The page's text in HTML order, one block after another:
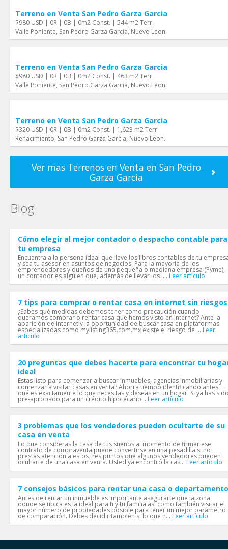
Terreno en Venta San Pedro Garza Garci­a
$980 USD | 0R | 0B | 0m2 Const. | 544 m2 Terr.
Valle Poniente, San Pedro Garza Garci­a, Nuevo Leon.
Terreno en Venta San Pedro Garza Garci­a
$980 USD | 0R | 0B | 0m2 Const. | 463 m2 Terr.
Valle Poniente, San Pedro Garza Garci­a, Nuevo Leon.
Terreno en Venta San Pedro Garza Garci­a
$320 USD | 0R | 0B | 0m2 Const. | 1,623 m2 Terr.
Renacimiento, San Pedro Garza Garci­a, Nuevo Leon.
Ver mas Terrenos en Venta en San Pedro
Garza Garci­a
Blog
Cómo elegir al mejor contador o despacho contable para
tu empresa
Encuentra a la persona ideal que lleve los libros contables de tu
y sea tu asesor en asuntos de negocios. Para la mayoría de los
emprendedores y dueños de una pequeña o mediana empresa (Pyme),
un contador es alguien que, además de llevar los l... Leer artículo
7 tips para comprar o rentar casa en internet sin riesgos
¿Sabes qué medidas debemos tener como precaución cuando
queramos comprar o rentar casa que hemos visto en internet? Ante la
aparición de internet y la oportunidad de buscar casa en plataformas
especializadas como mylisting365.com.mx existe el riesgo de ... Leer
artículo
20 preguntas que debes hacerte para encontrar tu
ideal
Estas listo para comenzar a buscar inmuebles, agencias inmobiliarias y
comenzar a visitar casas en venta? Ahorra tiempo identificando antes
qué es exactamente lo que necesitas y deseas en un hogar. Si ya has
pre-aprobado para un crédito hipotecario... Leer artículo
3 problemas que los vendedores pueden ocultarte de su
casa en venta
Lo que consideras la casa de tus sueños al momento de firmar ese
contrato de compraventa puede convertirse en una pesadilla si no
prestas atención a estos tres puntos que algunos vendedores pueden
ocultarte de una casa en venta. Usted ya encontró la cas... Leer artículo
7 consejos básicos para rentar una casa o departamento
Antes de rentar un inmueble es importante asegurarte que la zona
donde se ubica es la ideal para ti y tu familia así como también visitar el
mayor número de propiedades posible para tener un mejor parámetro
de comparación. Debes decidir también si lo que n... Leer artículo